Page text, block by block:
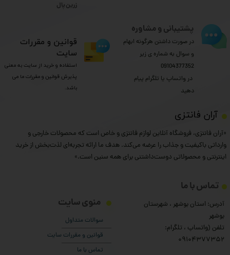
​آران فانتزی
«آران فانتزی، فروشگاه آنلاین لوازم فانتزی و خاص است که محصولات خارجی و
وارداتی باکیفیت و جذاب را عرضه می‌کند. هدف ما ارائه تجربه‌ای لذت‌بخش از خرید
اینترنتی و محصولاتی دوست‌داشتنی برای همه سنین است.»
منوی سایت
سوالات متداول
قوانین و مقررات سایت
تماس با ما
تماس با ما
آدرس: استان بوشهر ، شهرستان
بوشهر
تلفن (واتساپ ، تلگرام:
۰9104377352
​​​​​​​زرین پال
پشتیبانی و مشاوره
در صورت داشتن هرگونه ابهام
و سوال به شماره ی زیر
09104377352
​​​​​​​ در واتساپ یا تلگرام پیام
دهید
​قوانین و مقررات
سایت
استفاده و خرید از سایت به معنی
پذیرش قوانین و مقررات ما می
باشد.